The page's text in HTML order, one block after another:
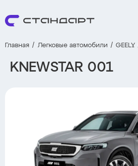
Главная Легковые автомобили GEELY
KNEWSTAR 001